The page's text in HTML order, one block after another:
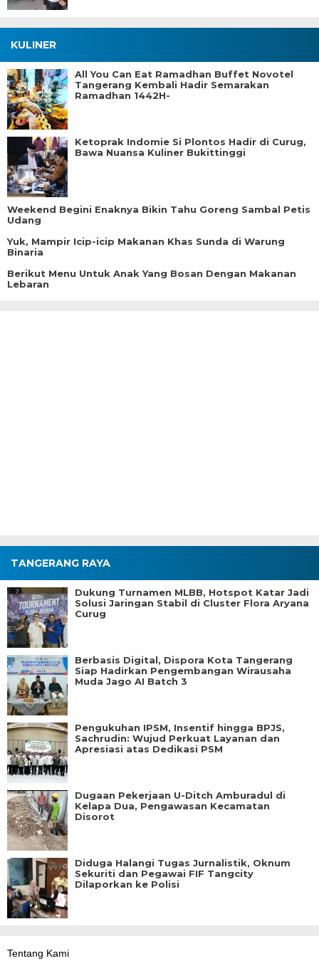
KULINER
All You Can Eat Ramadhan Buffet Novotel
Tangerang Kembali Hadir Semarakan
Ramadhan 1442H-
Ketoprak Indomie Si Plontos Hadir di Curug,
Bawa Nuansa Kuliner Bukittinggi
Weekend Begini Enaknya Bikin Tahu Goreng Sambal Petis
Udang
Yuk, Mampir Icip-icip Makanan Khas Sunda di Warung
Binaria
Berikut Menu Untuk Anak Yang Bosan Dengan Makanan
Lebaran
TANGERANG RAYA
Dukung Turnamen MLBB, Hotspot Katar Jadi
Solusi Jaringan Stabil di Cluster Flora Aryana
Curug
Berbasis Digital, Dispora Kota Tangerang
Siap Hadirkan Pengembangan Wirausaha
Muda Jago AI Batch 3
Pengukuhan IPSM, Insentif hingga BPJS,
Sachrudin: Wujud Perkuat Layanan dan
Apresiasi atas Dedikasi PSM
Dugaan Pekerjaan U-Ditch Amburadul di
Kelapa Dua, Pengawasan Kecamatan
Disorot
Diduga Halangi Tugas Jurnalistik, Oknum
Sekuriti dan Pegawai FIF Tangcity
Dilaporkan ke Polisi
Tentang Kami